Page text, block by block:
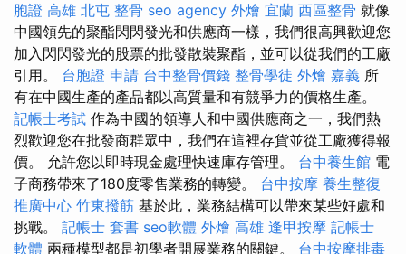
胞證 高雄 北屯 整骨 seo agency 外燴 宜蘭 西區整骨 就像
中國領先的聚酯閃閃發光和供應商一樣，我們很高興歡迎您
加入閃閃發光的股票的批發散裝聚酯，並可以從我們的工廠
引用。 台胞證 申請 台中整骨價錢 整骨學徒 外燴 嘉義 所
有在中國生產的產品都以高質量和有競爭力的價格生產。
記帳士考試 作為中國的領導人和中國供應商之一，我們熱
烈歡迎您在批發商群眾中，我們在這裡存貨並從工廠獲得報
價。 允許您以即時現金處理快速庫存管理。 台中養生館 電
子商務帶來了180度零售業務的轉變。 台中按摩 養生整復
推廣中心 竹東撥筋 基於此，業務結構可以帶來某些好處和
挑戰。 記帳士 套書 seo軟體 外燴 高雄 逢甲按摩 記帳士
軟體 兩種模型都是初學者開展業務的關鍵。 台中按摩排毒